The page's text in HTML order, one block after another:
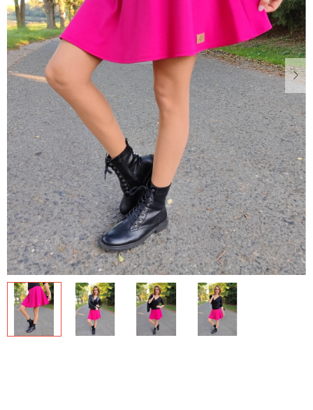
Dárkové
poukazy
Blog
O
nás
Měna
(CZK)
Přihlášení